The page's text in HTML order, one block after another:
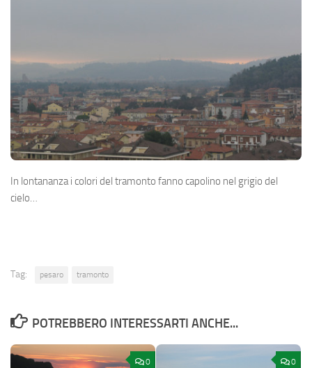
In lontananza i colori del tramonto fanno capolino nel grigio del
cielo…
Tag: pesaro tramonto
POTREBBERO INTERESSARTI ANCHE...
0 0